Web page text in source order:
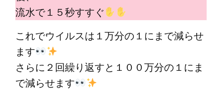
流水で１５秒すすぐ
これでウイルスは１万分の１にまで減らせ
ます
さらに２回繰り返すと１００万分の１にま
で減らせます